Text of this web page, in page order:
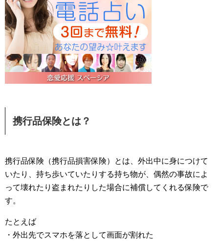
携行品保険とは？
携行品保険（携行品損害保険）とは、外出中に身につけて
いたり、持ち歩いていたりする持ち物が、偶然の事故によ
って壊れたり盗まれたりした場合に補償してくれる保険で
す。
たとえば
・外出先でスマホを落として画面が割れた